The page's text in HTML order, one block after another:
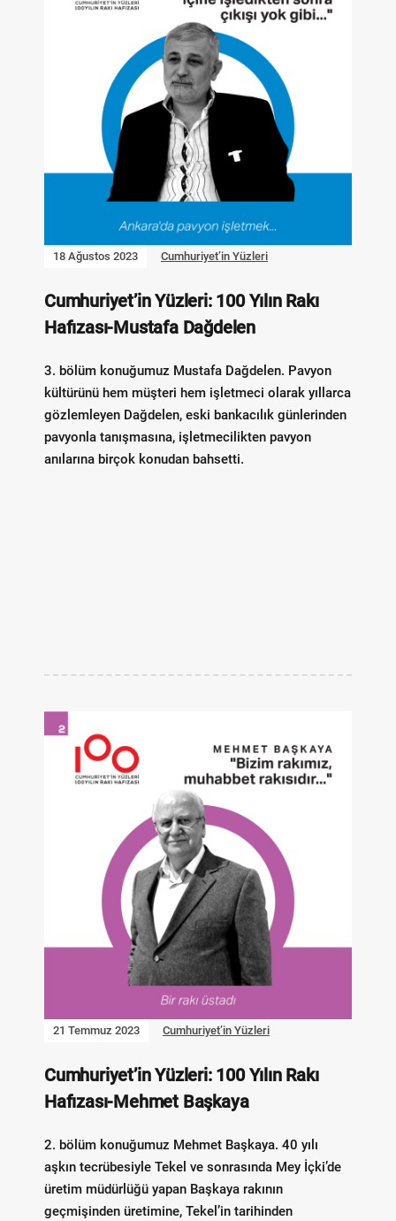
18 Ağustos 2023 Cumhuriyet’in Yüzleri
Cumhuriyet’in Yüzleri: 100 Yılın Rakı
Hafızası-Mustafa Dağdelen
3. bölüm konuğumuz Mustafa Dağdelen. Pavyon
kültürünü hem müşteri hem işletmeci olarak yıllarca
gözlemleyen Dağdelen, eski bankacılık günlerinden
pavyonla tanışmasına, işletmecilikten pavyon
anılarına birçok konudan bahsetti.
21 Temmuz 2023 Cumhuriyet’in Yüzleri
Cumhuriyet’in Yüzleri: 100 Yılın Rakı
Hafızası-Mehmet Başkaya
2. bölüm konuğumuz Mehmet Başkaya. 40 yılı
aşkın tecrübesiyle Tekel ve sonrasında Mey İçki’de
üretim müdürlüğü yapan Başkaya rakının
geçmişinden üretimine, Tekel’in tarihinden